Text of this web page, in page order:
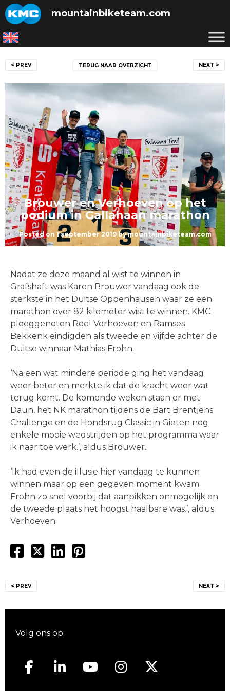
Skip
to
content
mountainbiketeam.com
navigatie
< PREV NEXT >
TERUG NAAR OVERZICHT
Brouwer en Verhoeven op het
podium in Gallahaan marathon
Posted on 1 september 2019bymountainbiketeam.com
Nadat ze deze maand al wist te winnen in
Grafshaft was Karen Brouwer vandaag ook de
sterkste in het Duitse Oppenhausen waar ze een
marathon over 82 kilometer wist te winnen. KMC
ploeggenoten Roel Verhoeven en Ramses
Bekkenk eindigden als tweede en vijfde achter de
Duitse winnaar Mathias Frohn.
‘Na een wat mindere periode ging het vandaag
weer beter en merkte ik dat de kracht weer wat
terug komt. De komende weken staan er met
Daun, het NK marathon tijdens de Bart Brentjens
Challenge en de Hondsrug Classic in Gieten nog
enkele mooie wedstrijden op het programma waar
ik naar toe werk.’, aldus Brouwer.
‘Ik had even de illusie hier vandaag te kunnen
winnen maar op een gegeven moment kwam
Frohn zo snel voorbij dat aanpikken onmogelijk en
de tweede plaats het hoogst haalbare was.’, aldus
Verhoeven.
navigatie
< PREV NEXT >
Volg ons op: